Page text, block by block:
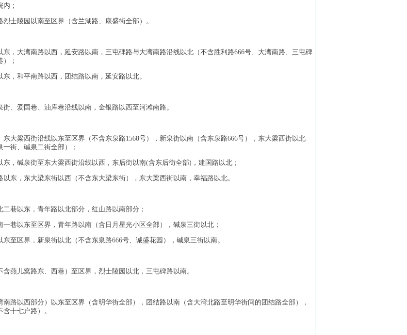
；
烈士陵园以南至区界（含兰湖路、康盛街全部）。
东，大湾南路以西，延安路以南，三屯碑路与大湾南路沿线以北（不含胜利路666号、大湾南路、三屯碑
；
东，和平南路以西，团结路以南，延安路以北。
街、爱国巷、油库巷沿线以南，金银路以西至河滩南路。
东大梁西街沿线以东至区界（不含东泉路1568号），新泉街以南（含东泉路666号），东大梁西街以北
一街、碱泉二街全部）；
东，碱泉街至东大梁西街沿线以西，东后街以南(含东后街全部)，建国路以北；
以东，东大梁东街以西（不含东大梁东街），东大梁西街以南，幸福路以北。
二巷以东，青年路以北部分，红山路以南部分；
一巷以东至区界，青年路以南（含日月星光小区全部），碱泉三街以北；
东至区界，新泉街以北（不含东泉路666号、诚盛花园），碱泉三街以南。
含燕儿窝路东、西巷）至区界，烈士陵园以北，三屯碑路以南。
南路以西部分）以东至区界（含明华街全部），团结路以南（含大湾北路至明华街间的团结路全部），
十七户路）。